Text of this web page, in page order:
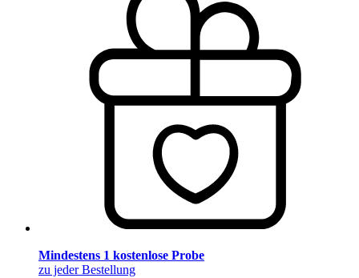
Mindestens 1 kostenlose Probe
zu jeder Bestellung